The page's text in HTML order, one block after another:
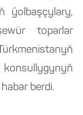
ýolbaşçylary,
toparlar
konsullygynyň
berdi.